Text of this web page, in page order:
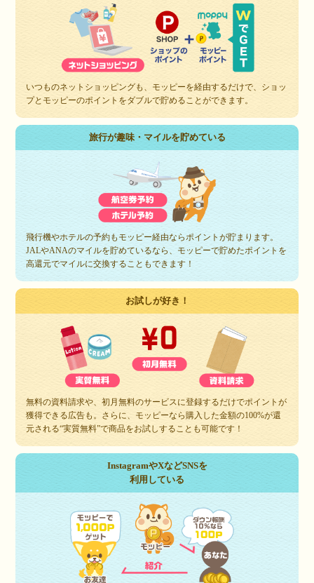
いつものネットショッピングも、モッピーを経由するだけで、ショッ
プとモッピーのポイントをダブルで貯めることができます。
旅行が趣味・マイルを貯めている
飛行機やホテルの予約もモッピー経由ならポイントが貯まります。
JALやANAのマイルを貯めているなら、モッピーで貯めたポイントを
高還元でマイルに交換することもできます！
お試しが好き！
無料の資料請求や、初月無料のサービスに登録するだけでポイントが
獲得できる広告も。さらに、モッピーなら購入した金額の100%が還
元される“実質無料”で商品をお試しすることも可能です！
InstagramやXなどSNSを
利用している